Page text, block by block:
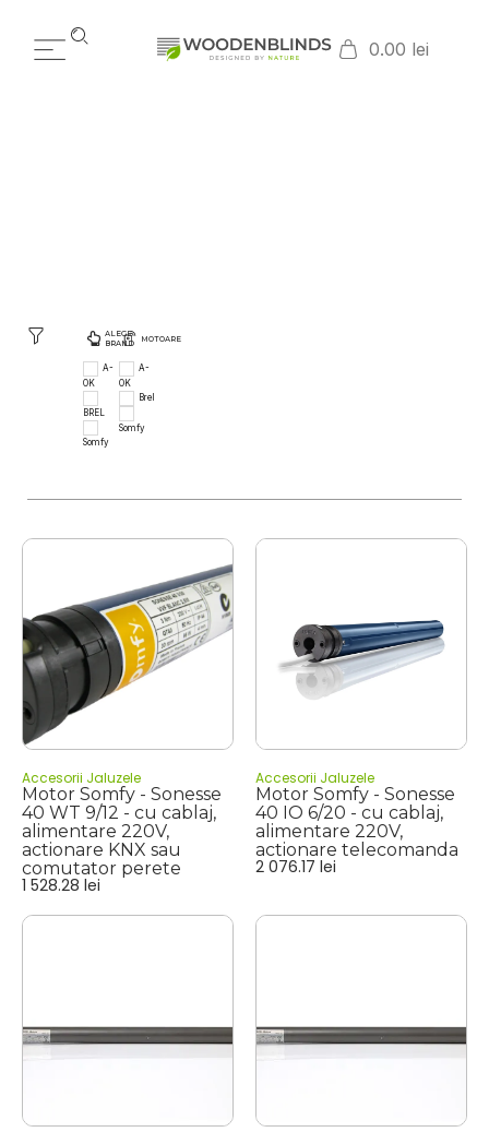
0.00 lei
ALEGE
BRAND
A-
OK
BREL
Somfy
MOTOARE
A-
OK
Brel
Somfy
Accesorii Jaluzele
Motor Somfy - Sonesse
40 WT 9/12 - cu cablaj,
alimentare 220V,
actionare KNX sau
comutator perete
1 528.28 lei
Accesorii Jaluzele
Motor Somfy - Sonesse
40 IO 6/20 - cu cablaj,
alimentare 220V,
actionare telecomanda
2 076.17 lei